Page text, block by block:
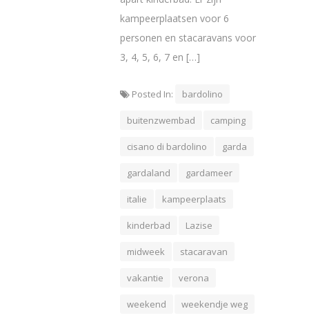
kampeerplaatsen voor 6
personen en stacaravans voor
3, 4, 5, 6, 7 en […]
Posted In: bardolino
buitenzwembad camping
cisano di bardolino garda
gardaland gardameer
italie kampeerplaats
kinderbad Lazise
midweek stacaravan
vakantie verona
weekend weekendje weg